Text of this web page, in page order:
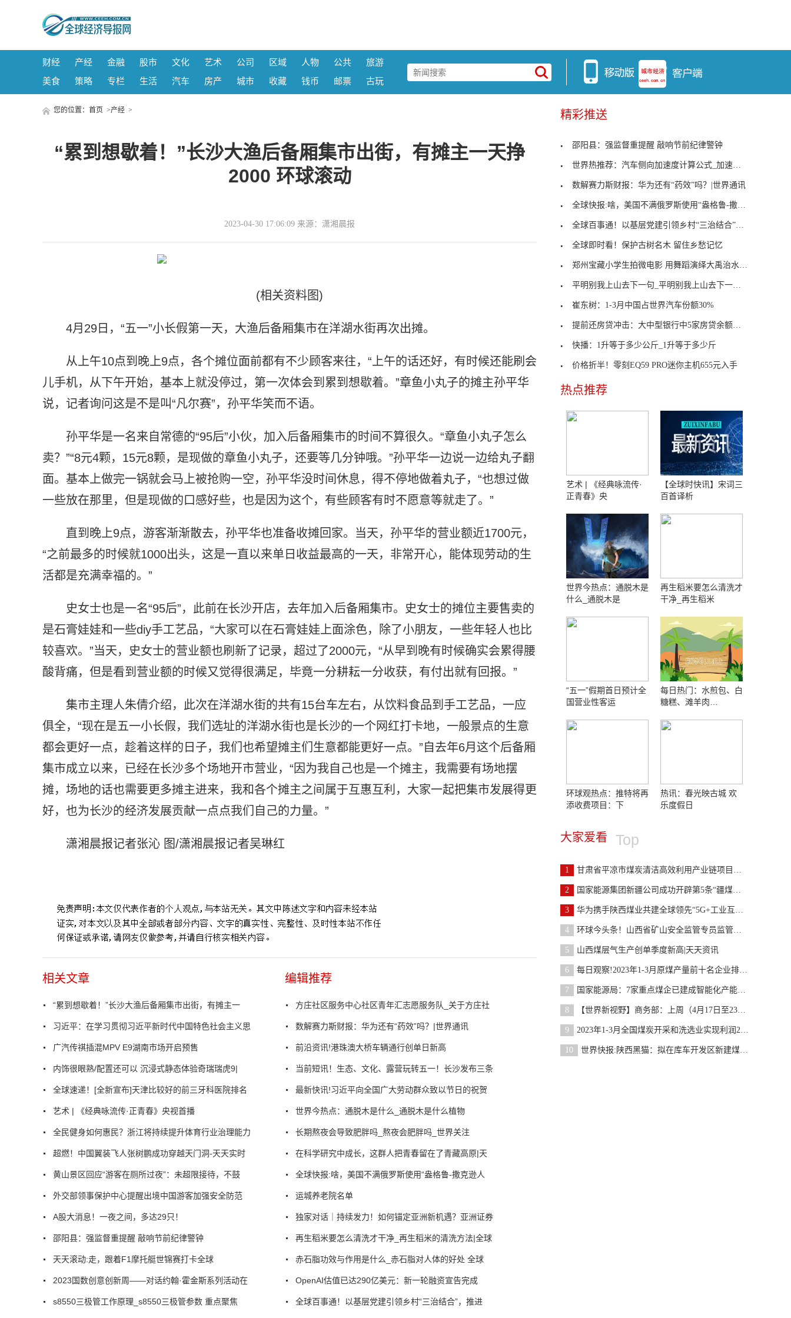
财经 产经 金融 股市 文化 艺术 公司 区域 人物 公共
旅游
美食
策略 专栏 生活 汽车 房产 城市 收藏 钱币 邮票 古玩
您的位置： 首页 >产经 >
“累到想歇着！”长沙大渔后备厢集市出街，有摊主一天挣
2000 环球滚动
2023-04-30 17:06:09 来源：潇湘晨报
(相关资料图)
4月29日，“五一”小长假第一天，大渔后备厢集市在洋湖水街再次出摊。
从上午10点到晚上9点，各个摊位面前都有不少顾客来往，“上午的话还好，有时候还能刷会
儿手机，从下午开始，基本上就没停过，第一次体会到累到想歇着。”章鱼小丸子的摊主孙平华
说，记者询问这是不是叫“凡尔赛”，孙平华笑而不语。
孙平华是一名来自常德的“95后”小伙，加入后备厢集市的时间不算很久。“章鱼小丸子怎么
卖？”“8元4颗，15元8颗，是现做的章鱼小丸子，还要等几分钟哦。”孙平华一边说一边给丸子翻
面。基本上做完一锅就会马上被抢购一空，孙平华没时间休息，得不停地做着丸子，“也想过做
一些放在那里，但是现做的口感好些，也是因为这个，有些顾客有时不愿意等就走了。”
直到晚上9点，游客渐渐散去，孙平华也准备收摊回家。当天，孙平华的营业额近1700元，
“之前最多的时候就1000出头，这是一直以来单日收益最高的一天，非常开心，能体现劳动的生
活都是充满幸福的。”
史女士也是一名“95后”，此前在长沙开店，去年加入后备厢集市。史女士的摊位主要售卖的
是石膏娃娃和一些diy手工艺品，“大家可以在石膏娃娃上面涂色，除了小朋友，一些年轻人也比
较喜欢。”当天，史女士的营业额也刷新了记录，超过了2000元，“从早到晚有时候确实会累得腰
酸背痛，但是看到营业额的时候又觉得很满足，毕竟一分耕耘一分收获，有付出就有回报。”
集市主理人朱倩介绍，此次在洋湖水街的共有15台车左右，从饮料食品到手工艺品，一应
俱全，“现在是五一小长假，我们选址的洋湖水街也是长沙的一个网红打卡地，一般景点的生意
都会更好一点，趁着这样的日子，我们也希望摊主们生意都能更好一点。”自去年6月这个后备厢
集市成立以来，已经在长沙多个场地开市营业，“因为我自己也是一个摊主，我需要有场地摆
摊，场地的话也需要更多摊主进来，我和各个摊主之间属于互惠互利，大家一起把集市发展得更
好，也为长沙的经济发展贡献一点点我们自己的力量。”
潇湘晨报记者张沁 图/潇湘晨报记者吴琳红
相关文章
“累到想歇着！”长沙大渔后备厢集市出街，有摊主一
习近平：在学习贯彻习近平新时代中国特色社会主义思
广汽传祺插混MPV E9湖南市场开启预售
内饰很眼熟/配置还可以 沉浸式静态体验奇瑞瑞虎9|
全球速递！[全新宣布]天津比较好的前三牙科医院排名
艺术 | 《经典咏流传·正青春》央视首播
全民健身如何惠民？浙江将持续提升体育行业治理能力
超燃！中国翼装飞人张树鹏成功穿越天门洞-天天实时
黄山景区回应“游客在厕所过夜”：未超限接待，不鼓
外交部领事保护中心提醒出境中国游客加强安全防范
A股大消息！一夜之间，多达29只！
邵阳县：强监督重提醒 敲响节前纪律警钟
天天滚动:走，跟着F1摩托艇世锦赛打卡全球
2023国数创意创新周——对话约翰·霍金斯系列活动在
s8550三极管工作原理_s8550三极管参数 重点聚焦
编辑推荐
方庄社区服务中心社区青年汇志愿服务队_关于方庄社
数解赛力斯财报：华为还有“药效”吗？|世界通讯
前沿资讯!港珠澳大桥车辆通行创单日新高
当前短讯！生态、文化、露营玩转五一！长沙发布三条
最新快讯!习近平向全国广大劳动群众致以节日的祝贺
世界今热点：通脱木是什么_通脱木是什么植物
长期熬夜会导致肥胖吗_熬夜会肥胖吗_世界关注
在科学研究中成长，这群人把青春留在了青藏高原|天
全球快报:啥，美国不满俄罗斯使用“盎格鲁-撒克逊人
运城养老院名单
独家对话｜持续发力！如何锚定亚洲新机遇？亚洲证券
再生稻米要怎么清洗才干净_再生稻米的清洗方法|全球
赤石脂功效与作用是什么_赤石脂对人体的好处 全球
OpenAI估值已达290亿美元：新一轮融资宣告完成
全球百事通！以基层党建引领乡村“三治结合”，推进
精彩推送
邵阳县：强监督重提醒 敲响节前纪律警钟
世界热推荐：汽车侧向加速度计算公式_加速度计算公
数解赛力斯财报：华为还有“药效”吗？|世界通讯
全球快报:啥，美国不满俄罗斯使用“盎格鲁-撒克逊人
全球百事通！以基层党建引领乡村“三治结合”，推进
全球即时看！保护古树名木 留住乡愁记忆
郑州宝藏小学生拍微电影 用舞蹈演绎大禹治水致敬劳
平明别我上山去下一句_平明别我上山去下一句是什么
崔东树：1-3月中国占世界汽车份额30%
提前还房贷冲击：大中型银行中5家房贷余额下降，不
快播：1升等于多少公斤_1升等于多少斤
价格折半！零刻EQ59 PRO迷你主机655元入手
热点推荐
艺术 | 《经典咏流传·
正青春》央
【全球时快讯】宋词三
百首译析
世界今热点：通脱木是
什么_通脱木是
再生稻米要怎么清洗才
干净_再生稻米
“五一”假期首日预计全
国营业性客运
每日热门：水煎包、白
糖糕、滩羊肉…
环球观热点：推特将再
添收费项目：下
热讯：春光映古城 欢
乐度假日
大家爱看 Top
1 甘肃省平凉市煤炭清洁高效利用产业链项目推进势头良
2 国家能源集团新疆公司成功开辟第5条“疆煤外运”通
3 华为携手陕西煤业共建全球领先“5G+工业互联网”智
4 环球今头条！山西省矿山安全监管专员监管煤矿情况表
5 山西煤层气生产创单季度新高|天天资讯
6 每日观察!2023年1-3月原煤产量前十名企业排名公布
7 国家能源局：7家重点煤企已建成智能化产能13.93亿吨
8 【世界新视野】商务部：上周（4月17日至23日）全国
9 2023年1-3月全国煤炭开采和洗选业实现利润2250.7亿
10 世界快报:陕西黑猫：拟在库车开发区新建煤化工循环